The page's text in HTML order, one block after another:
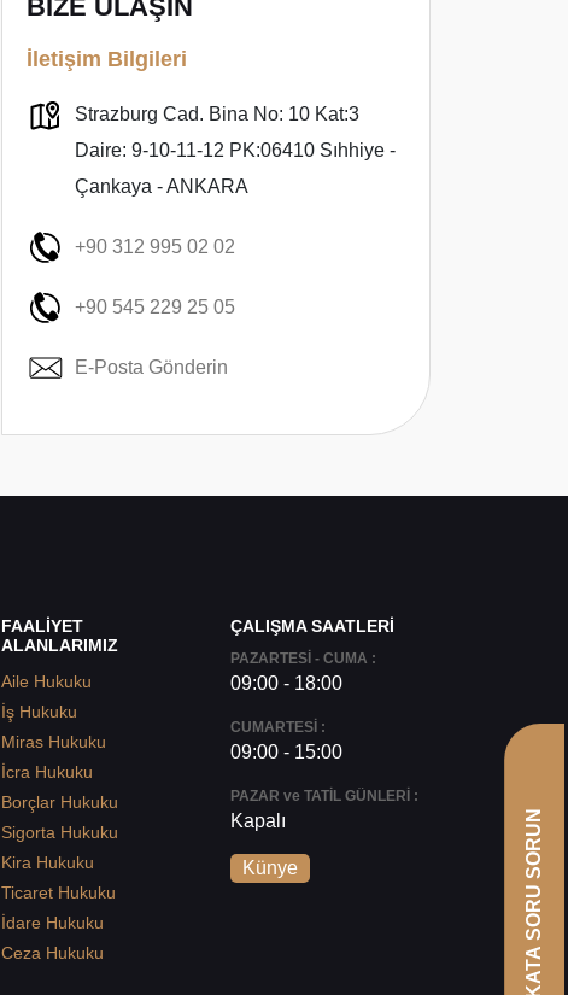
BİZE ULAŞIN
İletişim Bilgileri
Strazburg Cad. Bina No: 10 Kat:3
Daire: 9-10-11-12 PK:06410 Sıhhiye -
Çankaya - ANKARA
+90 312 995 02 02
+90 545 229 25 05
E-Posta Gönderin
FAALİYET
ALANLARIMIZ
Aile Hukuku
İş Hukuku
Miras Hukuku
İcra Hukuku
Borçlar Hukuku
Sigorta Hukuku
Kira Hukuku
Ticaret Hukuku
İdare Hukuku
Ceza Hukuku
ÇALIŞMA SAATLERİ
PAZARTESİ - CUMA :
09:00 - 18:00
CUMARTESİ :
09:00 - 15:00
PAZAR ve TATİL GÜNLERİ :
Kapalı
Künye AVUKATA SORU SORUN